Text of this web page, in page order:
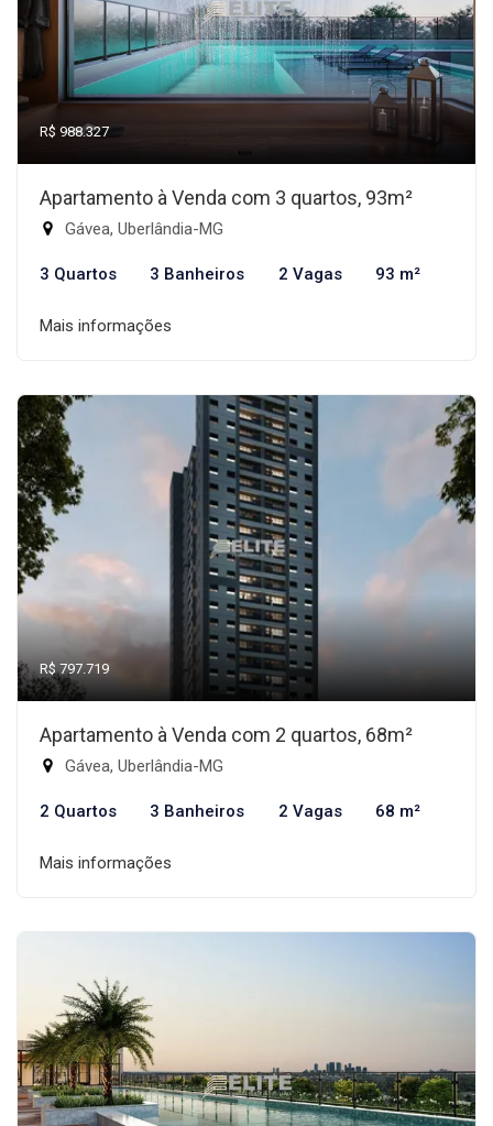
R$ 988.327
Apartamento à Venda com 3 quartos, 93m²
Gávea, Uberlândia-MG
3 Quartos 3 Banheiros 2 Vagas 93 m²
Mais informações
R$ 797.719
Apartamento à Venda com 2 quartos, 68m²
Gávea, Uberlândia-MG
2 Quartos 3 Banheiros 2 Vagas 68 m²
Mais informações